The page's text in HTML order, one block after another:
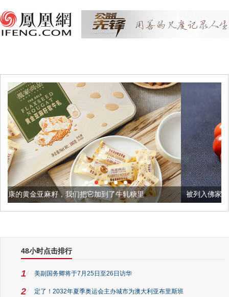
们把它加到了牛轧糖里 被列入佛家七宝的它到底有多美？
48小时点击排行
1 美副国务卿将于7月25日至26日访华
2 定了！2032年夏季奥运会主办城市为澳大利亚布里斯班